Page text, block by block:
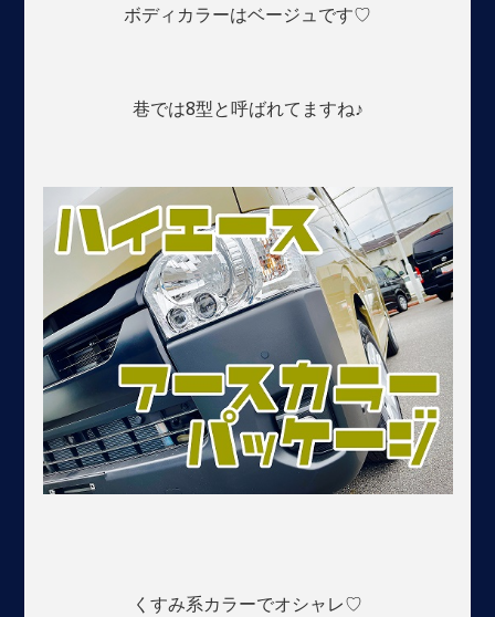
ボディカラーはベージュです♡
巷では8型と呼ばれてますね♪
くすみ系カラーでオシャレ♡